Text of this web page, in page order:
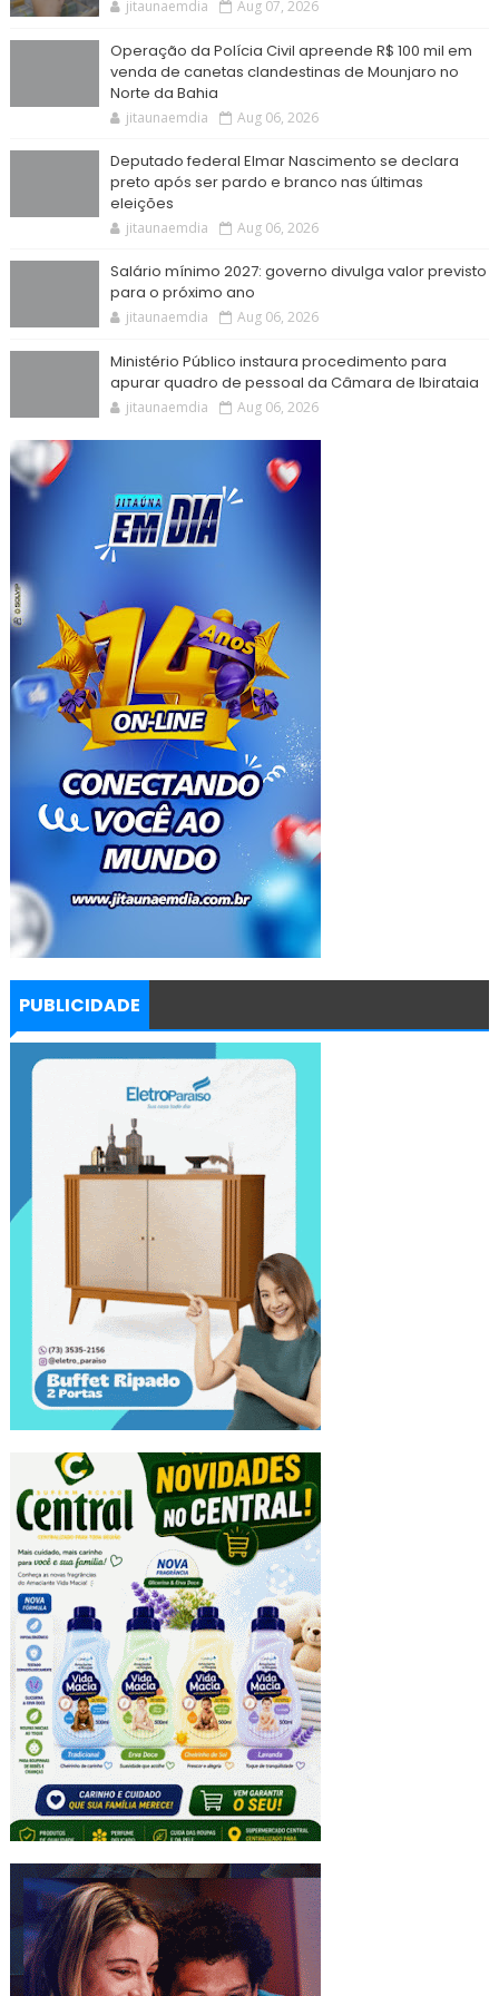
jitaunaemdia Aug 07, 2026
Operação da Polícia Civil apreende R$ 100 mil em
venda de canetas clandestinas de Mounjaro no
Norte da Bahia
jitaunaemdia Aug 06, 2026
Deputado federal Elmar Nascimento se declara
preto após ser pardo e branco nas últimas
eleições
jitaunaemdia Aug 06, 2026
Salário mínimo 2027: governo divulga valor previsto
para o próximo ano
jitaunaemdia Aug 06, 2026
Ministério Público instaura procedimento para
apurar quadro de pessoal da Câmara de Ibirataia
jitaunaemdia Aug 06, 2026
PUBLICIDADE